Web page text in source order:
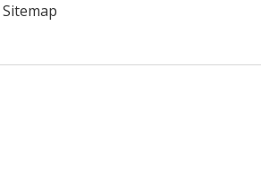
Sitemap